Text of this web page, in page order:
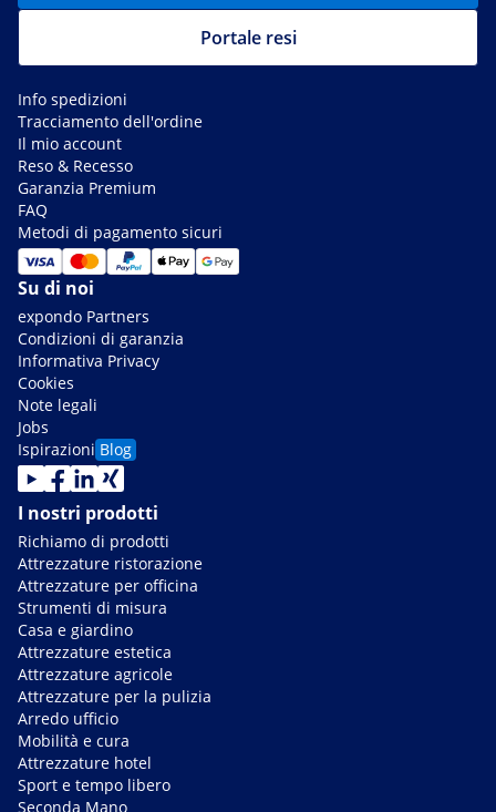
Portale resi
Info spedizioni
Tracciamento dell'ordine
Il mio account
Reso & Recesso
Garanzia Premium
FAQ
Metodi di pagamento sicuri
Su di noi
expondo Partners
Condizioni di garanzia
Informativa Privacy
Cookies
Note legali
Jobs
Ispirazioni Blog
I nostri prodotti
Richiamo di prodotti
Attrezzature ristorazione
Attrezzature per officina
Strumenti di misura
Casa e giardino
Attrezzature estetica
Attrezzature agricole
Attrezzature per la pulizia
Arredo ufficio
Mobilità e cura
Attrezzature hotel
Sport e tempo libero
Seconda Mano